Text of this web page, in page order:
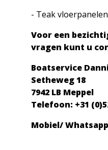
- Teak vloerpanelen
Voor een
vragen kunt u
Boatservice
Setheweg 18
7942 LB Meppel
Telefoon: +31
Mobiel/